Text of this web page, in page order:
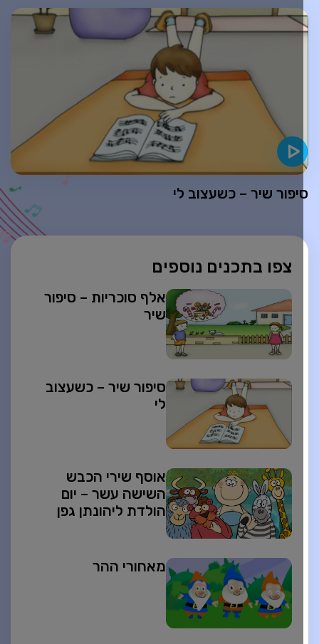
צפו בתכנים נוספים
אלף סוכריות – סיפור
שיר
סיפור שיר – כשעצוב
אוסף שירי הכבש
השישה עשר – יום
הולדת ליהונתן גפן
מאחורי ההר
שיר – כשעצוב לי